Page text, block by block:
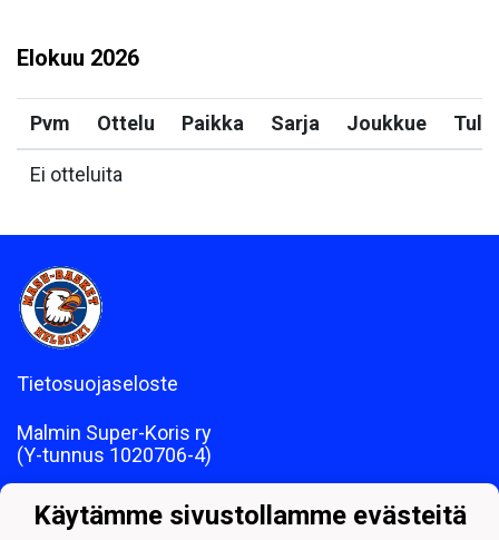
Elokuu 2026
Pvm Ottelu Paikka Sarja Joukkue
Ei otteluita
Tietosuojaseloste
Malmin Super-Koris ry
(Y-tunnus 1020706-4)
Laskutusosoite: Lallintie 4, 00700 HELSINKI
Käytämme sivustollamme evästeitä